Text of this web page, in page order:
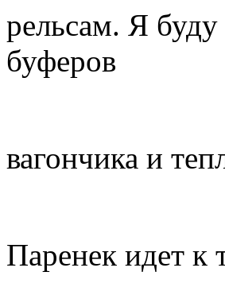
рельсам. Я буду
буферов
вагончика и
Паренек идет к